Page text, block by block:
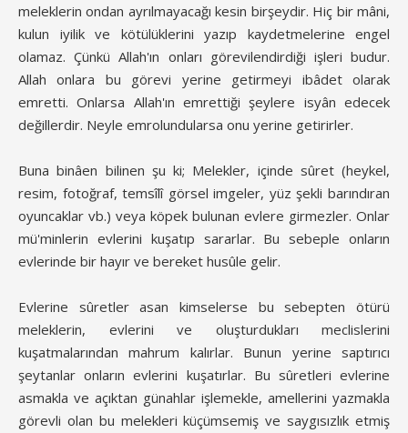
meleklerin ondan ayrılmayacağı kesin birşeydir. Hiç bir mâni,
kulun iyilik ve kötülüklerini yazıp kaydetmelerine engel
olamaz. Çünkü Allah'ın onları görevilendirdiği işleri budur.
Allah onlara bu görevi yerine getirmeyi ibâdet olarak
emretti. Onlarsa Allah'ın emrettiği şeylere isyân edecek
değillerdir. Neyle emrolundularsa onu yerine getirirler.
Buna binâen bilinen şu ki; Melekler, içinde sûret (heykel,
resim, fotoğraf, temsîlî görsel imgeler, yüz şekli barındıran
oyuncaklar vb.) veya köpek bulunan evlere girmezler. Onlar
mü'minlerin evlerini kuşatıp sararlar. Bu sebeple onların
evlerinde bir hayır ve bereket husûle gelir.
Evlerine sûretler asan kimselerse bu sebepten ötürü
meleklerin, evlerini ve oluşturdukları meclislerini
kuşatmalarından mahrum kalırlar. Bunun yerine saptırıcı
şeytanlar onların evlerini kuşatırlar. Bu sûretleri evlerine
asmakla ve açıktan günahlar işlemekle, amellerini yazmakla
görevli olan bu melekleri küçümsemiş ve saygısızlık etmiş